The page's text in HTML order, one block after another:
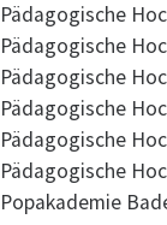
Pädagogische
Pädagogische
Pädagogische
Pädagogische
Pädagogische
Pädagogische
Popakademie